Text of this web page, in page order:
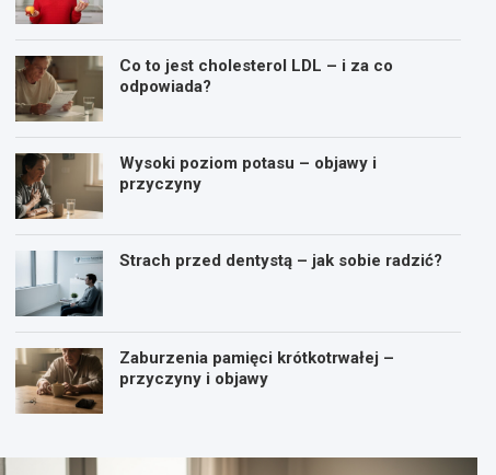
Co to jest cholesterol LDL – i za co
odpowiada?
Wysoki poziom potasu – objawy i
przyczyny
Strach przed dentystą – jak sobie radzić?
Zaburzenia pamięci krótkotrwałej –
przyczyny i objawy